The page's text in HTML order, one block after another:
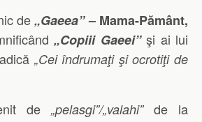
de„Gaeea”– Mama-Pământ,
„Copiii Gaeei”şi ai lui
„Cei îndrumaţi şi ocrotiţi de
de „pelasgi”/„valahi”de la